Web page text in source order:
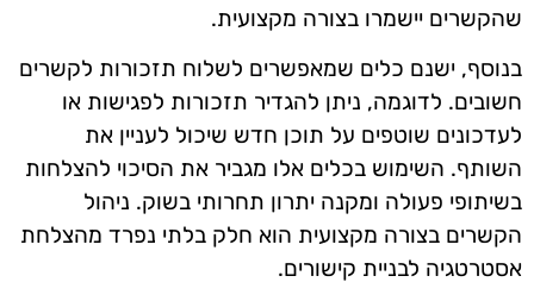
שהקשרים יישמרו בצורה מקצועית.
בנוסף, ישנם כלים שמאפשרים לשלוח תזכורות לקשרים
חשובים. לדוגמה, ניתן להגדיר תזכורות לפגישות או
לעדכונים שוטפים על תוכן חדש שיכול לעניין את
השותף. השימוש בכלים אלו מגביר את הסיכוי להצלחות
בשיתופי פעולה ומקנה יתרון תחרותי בשוק. ניהול
הקשרים בצורה מקצועית הוא חלק בלתי נפרד מהצלחת
אסטרטגיה לבניית קישורים.